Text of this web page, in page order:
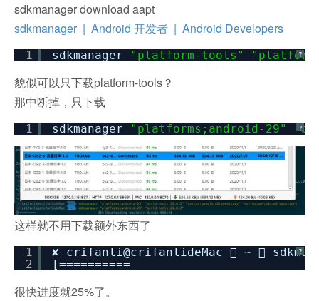
sdkmanager download aapt
sdkmanager | Android 开发者 | Android Developers
?
1 sdkmanager "platform-tools"
貌似可以只下载platform-tools？
那中断掉，只下载
?
1 sdkmanager "platforms;android-29"
这样就不用下载额外东西了
?
1
2
✘ crifanli@crifanlideMac  ~ 
[========== ] 25%
很快进度就25%了。